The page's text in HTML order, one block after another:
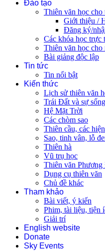
Đào tạo
Thiên văn học cho
Giới thiệu /
Đăng ký/
Các khóa học trực
Thiên văn học
Bài giảng độc lập
Tin tức
Tin nổi bật
Kiến thức
Lịch sử thiên văn
Trái Đất và sự sống
Hệ Mặt Trời
Các chòm sao
Thiên cầu, các
Sao, tinh vân, lỗ
Thiên hà
Vũ trụ học
Thiên văn
Dụng cụ thiên văn
Chủ đề khác
Tham khảo
Bài viết, ý kiến
Phim, tài liệu, tiện
Giải trí
English website
Donate
Sky Events